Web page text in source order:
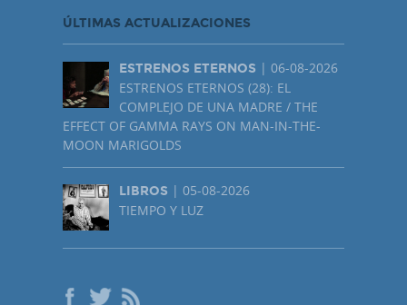
ÚLTIMAS ACTUALIZACIONES
ESTRENOS ETERNOS | 06-08-2026
ESTRENOS ETERNOS (28): EL
COMPLEJO DE UNA MADRE / THE
EFFECT OF GAMMA RAYS ON MAN-IN-THE-
MOON MARIGOLDS
LIBROS | 05-08-2026
TIEMPO Y LUZ